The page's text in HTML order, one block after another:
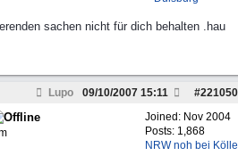
sachen nicht für dich behalten .hau
Lupo #221050
09/10/2007 15:11
Joined: Nov 2004
Posts: 1,868
NRW noh bei Kölle